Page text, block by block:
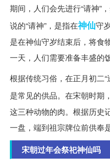
期间，人们会先进行“请神”
说的“请神”，是指在神仙守
是在神仙守岁结束后，将食
一天，人们需要准备丰盛的
根据传统习俗，在正月初二
是常见的供品。在宋朝时期，
这三种动物的肉。根据历史
一盘，端到祖宗牌位前供奉
宋朝过年会祭祀神仙吗